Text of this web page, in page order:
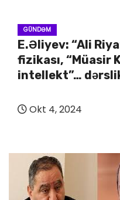
GÜNDƏM
E.Əliyev: “Ali
fizikası, “Müasir
intellekt”…
Okt 4, 2024